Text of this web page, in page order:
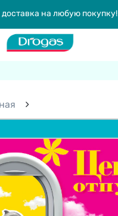
на любую покупку!